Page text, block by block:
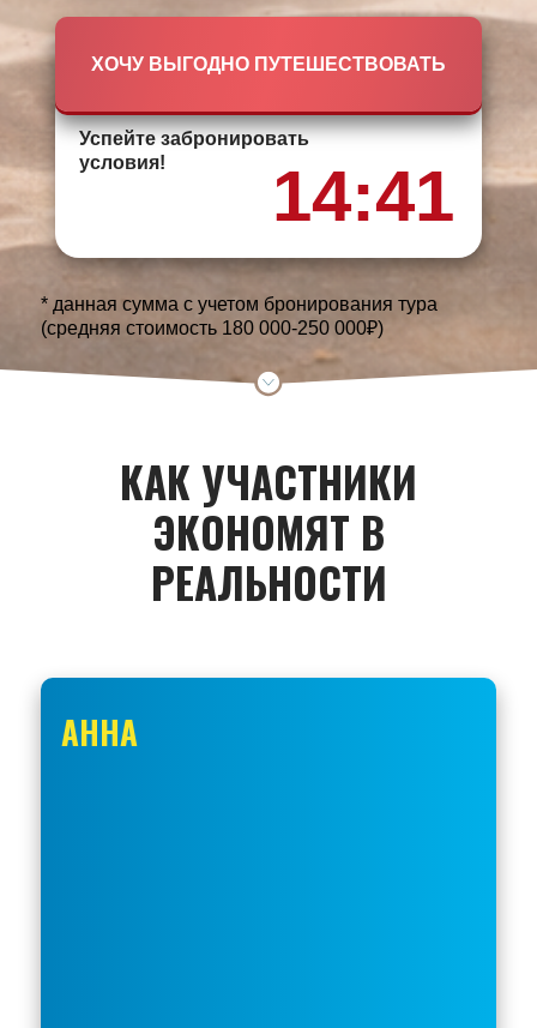
14:40
Успейте забронировать
условия!
ХОЧУ ВЫГОДНО ПУТЕШЕСТВОВАТЬ
* данная сумма с учетом бронирования тура
(средняя стоимость 180 000-250 000₽)
КАК УЧАСТНИКИ
ЭКОНОМЯТ В
РЕАЛЬНОСТИ
АННА